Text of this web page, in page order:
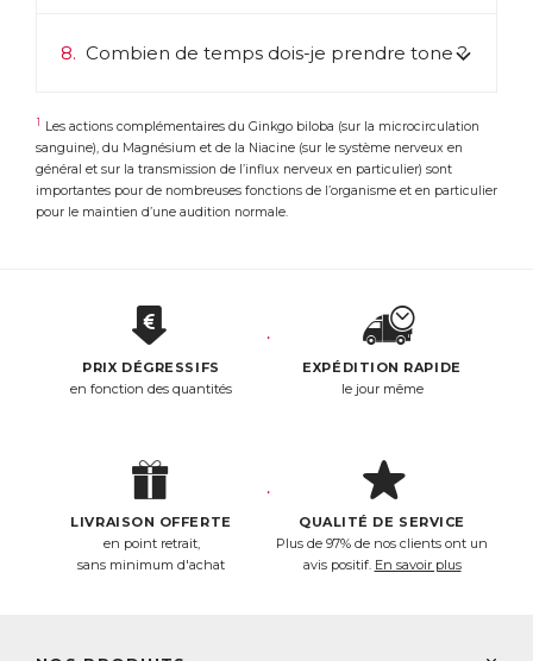
8. Combien de temps dois-je prendre tone ?
1
Les actions complémentaires du Ginkgo biloba (sur la microcirculation
sanguine), du Magnésium et de la Niacine (sur le système nerveux en
général et sur la transmission de l’influx nerveux en particulier) sont
importantes pour de nombreuses fonctions de l’organisme et en particulier
pour le maintien d’une audition normale.
PRIX DÉGRESSIFS
en fonction des quantités
EXPÉDITION RAPIDE
le jour même
LIVRAISON OFFERTE
en point retrait,
sans minimum d'achat
QUALITÉ DE SERVICE
Plus de 97% de nos clients ont un
avis positif. En savoir plus